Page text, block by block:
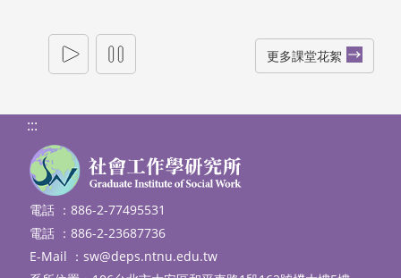
更多課堂花絮
:::
電話 ：886-2-77495531
電話 ：886-2-23687736
E-Mail ： sw@deps.ntnu.edu.tw